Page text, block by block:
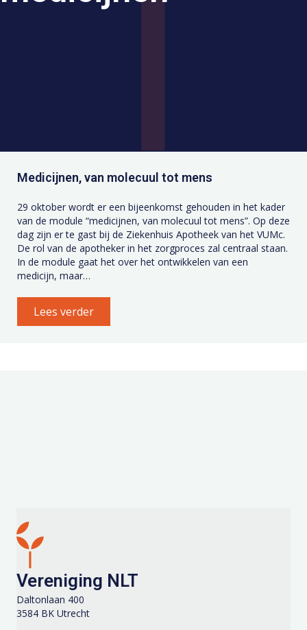
Medicijnen, van molecuul tot mens
29 oktober wordt er een bijeenkomst gehouden in het kader
van de module “medicijnen, van molecuul tot mens”. Op deze
dag zijn er te gast bij de Ziekenhuis Apotheek van het VUMc.
De rol van de apotheker in het zorgproces zal centraal staan.
In de module gaat het over het ontwikkelen van een
medicijn, maar…
Lees verder
Vereniging NLT
Daltonlaan 400
3584 BK Utrecht